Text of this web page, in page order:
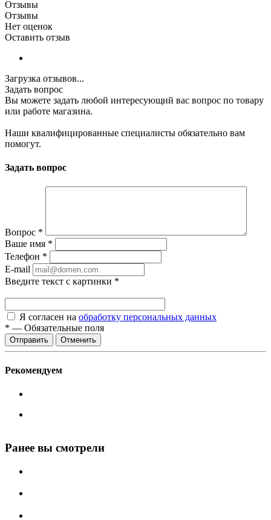
Отзывы
Отзывы
Нет оценок
Оставить отзыв
Загрузка отзывов...
Задать вопрос
Вы можете задать любой интересующий вас вопрос по товару
или работе магазина.
Наши квалифицированные специалисты обязательно вам
помогут.
Задать вопрос
Вопрос *
Ваше имя *
Телефон *
E-mail
Введите текст с картинки *
Я согласен на обработку персональных данных
* — Обязательные поля
Отменить
Рекомендуем
Ранее вы смотрели